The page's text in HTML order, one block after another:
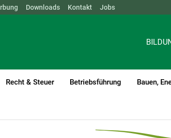
WIEN
Downloads Kontakt Jobs
Recht & Steuer Betriebsführung Bauen,